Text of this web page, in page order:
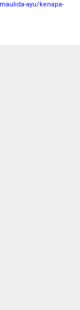
ayu/kenapa-